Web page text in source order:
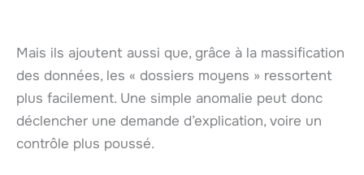
Mais ils ajoutent aussi que, grâce à la massification
des données, les « dossiers moyens » ressortent
plus facilement. Une simple anomalie peut donc
déclencher une demande d’explication, voire un
contrôle plus poussé.